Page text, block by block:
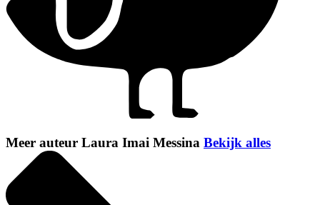
Meer auteur Laura Imai Messina Bekijk alles